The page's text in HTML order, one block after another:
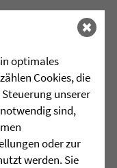
Stärken
Reise
mit
optimales
Cookies, die
unserer
sind,
oder zur
werden. Sie